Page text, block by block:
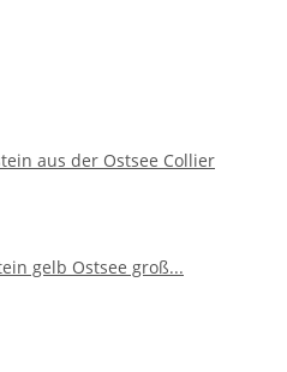
aus der Ostsee Collier